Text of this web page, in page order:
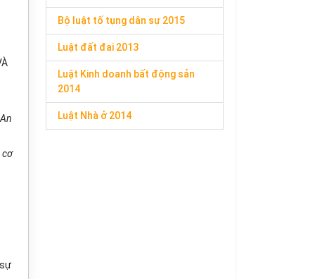
cơ
Bộ luật tố tụng dân sự 2015
Luật đất đai 2013
Luật Kinh doanh bất động sản
2014
Luật Nhà ở 2014